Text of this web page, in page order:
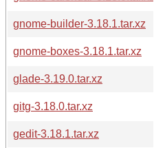
gnome-builder-3.18.1.tar.xz
gnome-boxes-3.18.1.tar.xz
glade-3.19.0.tar.xz
gitg-3.18.0.tar.xz
gedit-3.18.1.tar.xz